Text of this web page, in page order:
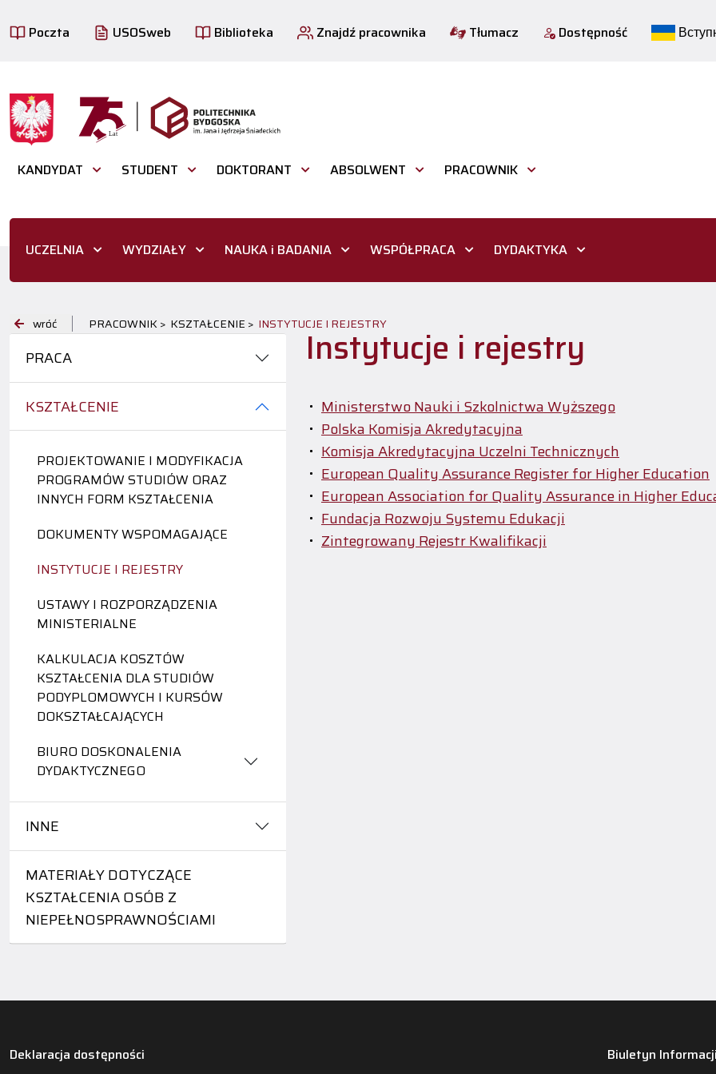
Poczta USOSweb Biblioteka Znajdź pracownika Tłumacz Dostępność
KANDYDAT STUDENT DOKTORANT ABSOLWENT PRACOWNIK
UCZELNIA WYDZIAŁY NAUKA i BADANIA WSPÓŁPRACA DYDAKTYKA
wróć PRACOWNIK > KSZTAŁCENIE > INSTYTUCJE I REJESTRY
PRACA
KSZTAŁCENIE
PROJEKTOWANIE I MODYFIKACJA
PROGRAMÓW STUDIÓW ORAZ
INNYCH FORM KSZTAŁCENIA
DOKUMENTY WSPOMAGAJĄCE
INSTYTUCJE I REJESTRY
USTAWY I ROZPORZĄDZENIA
MINISTERIALNE
KALKULACJA KOSZTÓW
KSZTAŁCENIA DLA STUDIÓW
PODYPLOMOWYCH I KURSÓW
DOKSZTAŁCAJĄCYCH
BIURO DOSKONALENIA
DYDAKTYCZNEGO
INNE
MATERIAŁY DOTYCZĄCE
KSZTAŁCENIA OSÓB Z
NIEPEŁNOSPRAWNOŚCIAMI
Instytucje i rejestry
Ministerstwo Nauki i Szkolnictwa Wyższego
Polska Komisja Akredytacyjna
Komisja Akredytacyjna Uczelni Technicznych
European Quality Assurance Register for Higher Education
European Association for Quality Assurance in Higher
Fundacja Rozwoju Systemu Edukacji
Zintegrowany Rejestr Kwalifikacji
Deklaracja dostępności Biuletyn